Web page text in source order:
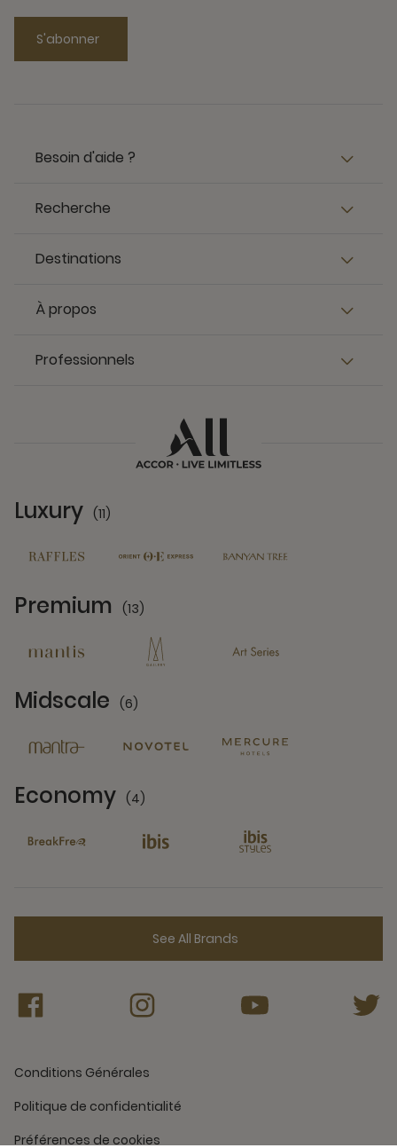
S'abonner
Besoin d'aide ?
Recherche
Destinations
À propos
Professionnels
Luxury (11)
Premium (13)
Midscale (6)
Economy (4)
See All Brands
Conditions Générales
Politique de confidentialité
Préférences de cookies